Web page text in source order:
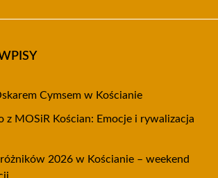
Cymsem w Kościanie
z MOSiR Kościan: Emocje i rywalizacja
2026 w Kościanie – weekend